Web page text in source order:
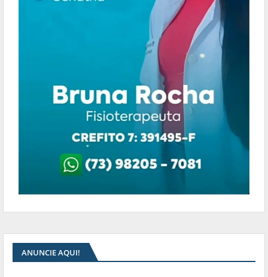
ANUNCIE AQUI!